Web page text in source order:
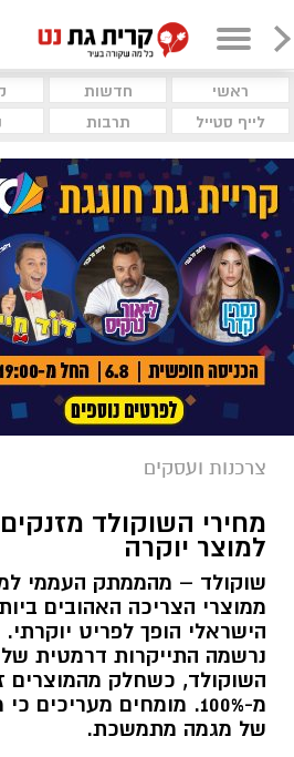
ראשי חדשות
לייף סטייל
תרבות
צרכנות ועסקים
מחירי השוקולד
למוצר יוקרה
שוקולד – מהממתק העממי
ממוצרי הצריכה האהובים
הישראלי הופך לפריט
השוקולד, כשחלק מהמוצרים
מ-100%. מומחים
של מגמה מתמשכת.